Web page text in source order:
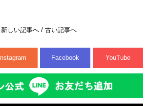
新しい記事へ/ 古い記事へ
Instagram Facebook YouTube